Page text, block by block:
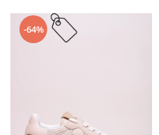
-64%